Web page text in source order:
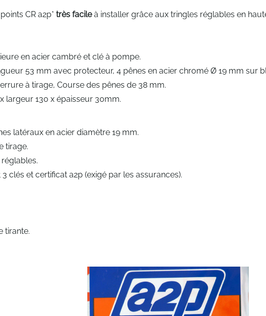
CR a2p* très facileà installer grâce aux tringles réglables en
en acier cambré et clé à pompe.
53 mm avec protecteur, 4 pênes en acier chromé Ø 19 mm sur
à tirage, Course des pênes de 38 mm.
largeur 130 x épaisseur 30mm.
latéraux en acier diamètre 19 mm.
tirage.
clés et certificat a2p (exigé par les assurances).
tirante.